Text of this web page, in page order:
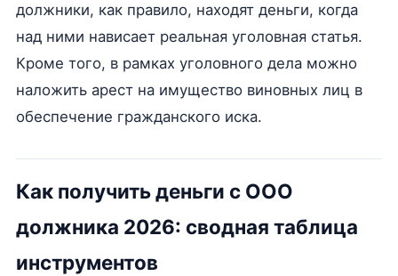
должники, как правило, находят деньги, когда
над ними нависает реальная уголовная статья.
Кроме того, в рамках уголовного дела можно
наложить арест на имущество виновных лиц в
обеспечение гражданского иска.
Как получить деньги с ООО
должника 2026: сводная таблица
инструментов